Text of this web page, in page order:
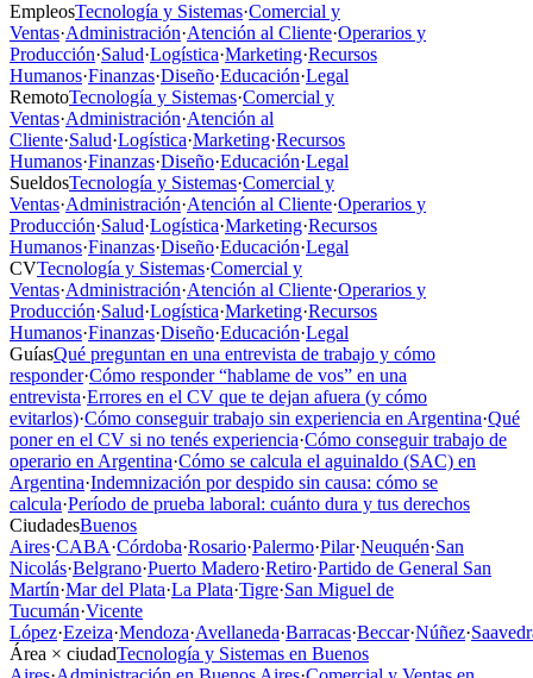
EmpleosTecnología y Sistemas·Comercial y
Ventas·Administración·Atención al Cliente·Operarios y
Producción·Salud·Logística·Marketing·Recursos
Humanos·Finanzas·Diseño·Educación·Legal
RemotoTecnología y Sistemas·Comercial y
Ventas·Administración·Atención al
Cliente·Salud·Logística·Marketing·Recursos
Humanos·Finanzas·Diseño·Educación·Legal
SueldosTecnología y Sistemas·Comercial y
Ventas·Administración·Atención al Cliente·Operarios y
Producción·Salud·Logística·Marketing·Recursos
Humanos·Finanzas·Diseño·Educación·Legal
CVTecnología y Sistemas·Comercial y
Ventas·Administración·Atención al Cliente·Operarios y
Producción·Salud·Logística·Marketing·Recursos
Humanos·Finanzas·Diseño·Educación·Legal
GuíasQué preguntan en una entrevista de trabajo y cómo
responder·Cómo responder “hablame de vos” en una
entrevista·Errores en el CV que te dejan afuera (y cómo
evitarlos)·Cómo conseguir trabajo sin experiencia en Argentina·Qué
poner en el CV si no tenés experiencia·Cómo conseguir trabajo de
operario en Argentina·Cómo se calcula el aguinaldo (SAC) en
Argentina·Indemnización por despido sin causa: cómo se
calcula·Período de prueba laboral: cuánto dura y tus derechos
CiudadesBuenos
Aires·CABA·Córdoba·Rosario·Palermo·Pilar·Neuquén·San
Nicolás·Belgrano·Puerto Madero·Retiro·Partido de General San
Martín·Mar del Plata·La Plata·Tigre·San Miguel de
Tucumán·Vicente
López·Ezeiza·Mendoza·Avellaneda·Barracas·Beccar·Núñez·
Área × ciudadTecnología y Sistemas en Buenos